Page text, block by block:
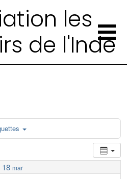
les
de l'Inde
18 mar